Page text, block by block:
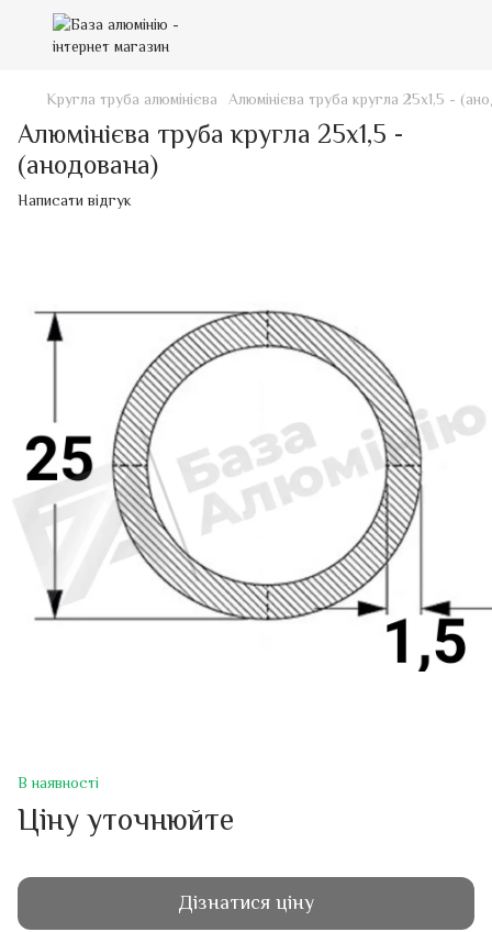
Кругла труба алюмінієва Алюмінієва труба кругла 25х1,5 -
Алюмінієва труба кругла 25х1,5 -
(анодована)
Написати відгук
В наявності
Ціну уточнюйте
Дізнатися ціну